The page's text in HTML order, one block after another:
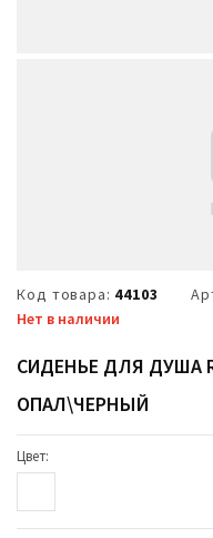
Код товара: 44103
Нет в наличии
СИДЕНЬЕ ДЛЯ ДУША
ОПАЛ\ЧЕРНЫЙ
Цвет: